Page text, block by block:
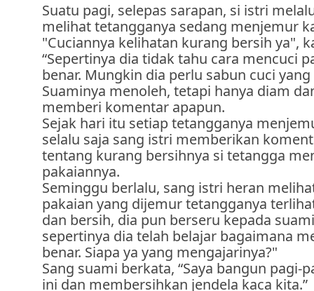
Suatu pagi, selepas sarapan, si istri
melihat tetangganya sedang menjemur
"Cuciannya kelihatan kurang bersih ya",
“Sepertinya dia tidak tahu cara mencuci
benar. Mungkin dia perlu sabun cuci yang
Suaminya menoleh, tetapi hanya diam
memberi komentar apapun.
Sejak hari itu setiap tetangganya
selalu saja sang istri memberikan
tentang kurang bersihnya si tetangga
pakaiannya.
Seminggu berlalu, sang istri heran
pakaian yang dijemur tetangganya
dan bersih, dia pun berseru kepada
sepertinya dia telah belajar bagaimana
benar. Siapa ya yang mengajarinya?"
Sang suami berkata, “Saya bangun pagi-
ini dan membersihkan jendela kaca kita.”